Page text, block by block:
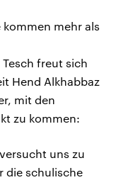
mehr als
freut sich
Hend Alkhabbaz
mit den
zu kommen:
uns zu
die schulische